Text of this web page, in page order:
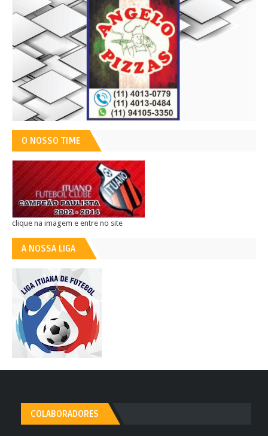
O NOSSO TIME
clique na imagem e entre no site
A NOSSA LIGA
COLABORADORES